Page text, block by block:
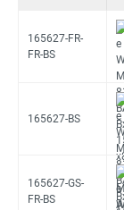
165627-FR-
FR-BS
165627-BS
165627-GS-
FR-BS